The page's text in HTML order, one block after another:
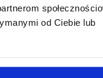
od Ciebie lub